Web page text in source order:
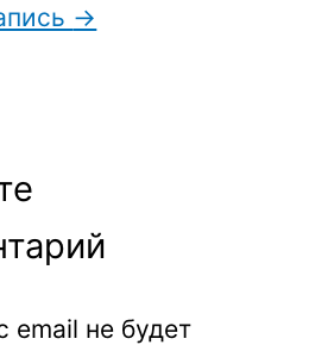
→
email не будет